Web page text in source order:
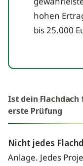
hohen
bis 25.000
Ist dein Flachdach
erste Prüfung
Nicht jedes
Anlage. Jedes